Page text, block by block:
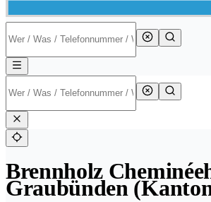
Brennholz
Graubünden